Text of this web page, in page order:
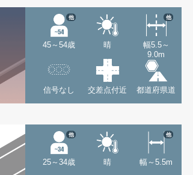
45～54歳
他
晴
幅5.5～
9.0m
他
信号なし 交差点付近 都道府県道
25～34歳
他
晴 幅～5.5m
他